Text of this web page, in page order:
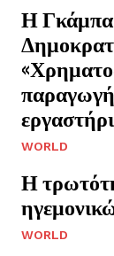
Η
παραγωγή
WORLD
Η
WORLD